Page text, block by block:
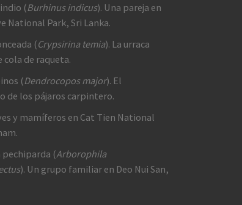
(Burhinus indicus). Una pareja en
National Park, Sri Lanka.
(Crypsirina temia). La urraca
cola de raqueta.
(Dendrocopos major). El
de los pájaros carpintero.
y mamíferos en Cat Tien National
(Arborophila
). Un grupo familiar en Deo Nui San,